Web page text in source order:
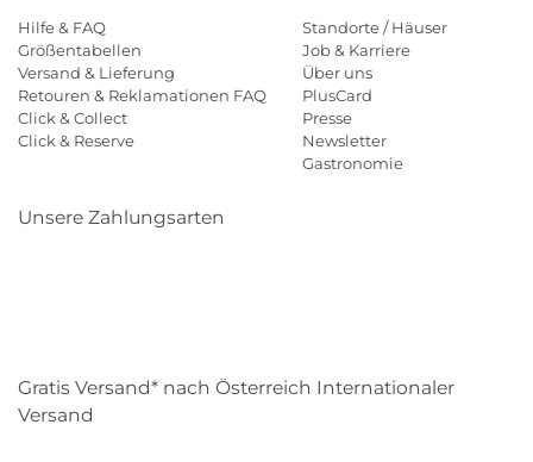
Hilfe & FAQ
Größentabellen
Versand & Lieferung
Retouren & Reklamationen FAQ
Click & Collect
Click & Reserve
Standorte / Häuser
Job & Karriere
Über uns
PlusCard
Presse
Newsletter
Gastronomie
Unsere Zahlungsarten
Gratis Versand* nach Österreich Internationaler
Versand